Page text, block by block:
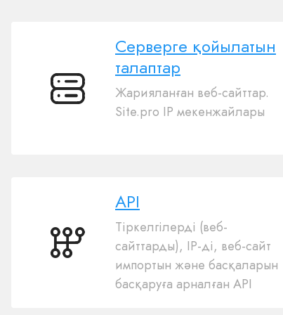
Серверге
қойылатын
Серверге қойылатын
талаптар
Жарияланған веб-сайттар.
Site.pro IP мекенжайлары
API
API
Тіркелгілерді (веб-
сайттарды), IP-ді, веб-сайт
импортын және басқаларын
басқаруға арналған API